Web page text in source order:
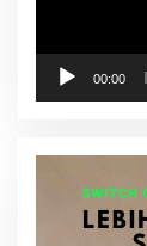
00:00